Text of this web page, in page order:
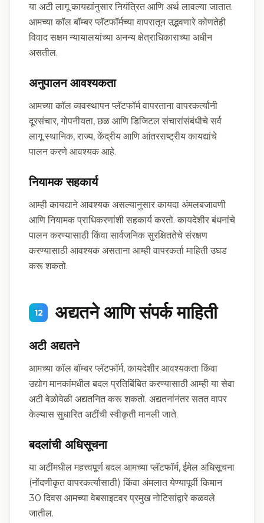
या अटी लागू कायद्यांनुसार नियंत्रित आणि अर्थ लावल्या जातात.
आमच्या कॉल बॉम्बर प्लॅटफॉर्मच्या वापरातून उद्भवणारे कोणतेही
विवाद सक्षम न्यायालयांच्या अनन्य क्षेत्राधिकाराच्या अधीन
असतील.
अनुपालन आवश्यकता
आमच्या कॉल व्यवस्थापन प्लॅटफॉर्म वापरताना वापरकर्त्यांनी
दूरसंचार, गोपनीयता, छळ आणि डिजिटल संचारांसंबंधीचे सर्व
लागू स्थानिक, राज्य, केंद्रीय आणि आंतरराष्ट्रीय कायद्यांचे
पालन करणे आवश्यक आहे.
नियामक सहकार्य
आम्ही कायद्याने आवश्यक असल्यानुसार कायदा अंमलबजावणी
आणि नियामक प्राधिकरणांशी सहकार्य करतो. कायदेशीर बंधनांचे
पालन करण्यासाठी किंवा सार्वजनिक सुरक्षिततेचे संरक्षण
करण्यासाठी आवश्यक असताना आम्ही वापरकर्ता माहिती उघड
करू शकतो.
12 अद्यतने आणि संपर्क माहिती
अटी अद्यतने
आमच्या कॉल बॉम्बर प्लॅटफॉर्म, कायदेशीर आवश्यकता किंवा
उद्योग मानकांमधील बदल प्रतिबिंबित करण्यासाठी आम्ही या सेवा
अटी वेळोवेळी अद्यतनित करू शकतो. अद्यतनांनंतर सतत वापर
केल्यास सुधारित अटींची स्वीकृती मानली जाते.
बदलांची अधिसूचना
या अटींमधील महत्त्वपूर्ण बदल आमच्या प्लॅटफॉर्म, ईमेल अधिसूचना
(नोंदणीकृत वापरकर्त्यांसाठी) किंवा अंमलात येण्यापूर्वी किमान
30 दिवस आमच्या वेबसाइटवर प्रमुख नोटिसांद्वारे कळवले
जातील.